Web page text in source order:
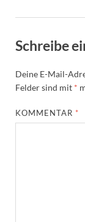
Schreibe
Deine E-Mail-
Felder sind mit *
KOMMENTAR *